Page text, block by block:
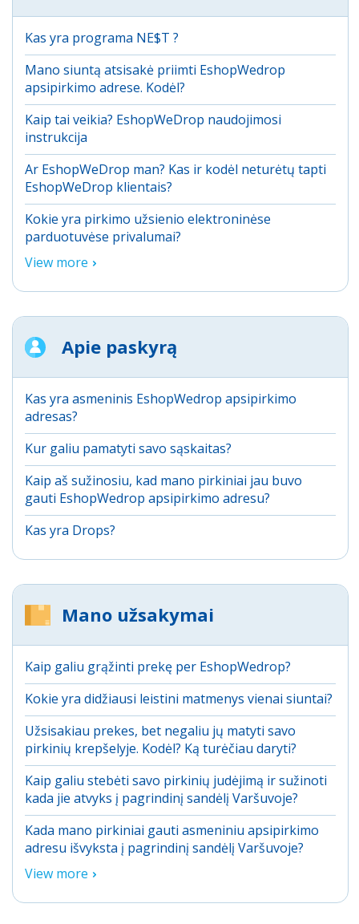
Kas yra programa NE$T ?
Mano siuntą atsisakė priimti EshopWedrop
apsipirkimo adrese. Kodėl?
Kaip tai veikia? EshopWeDrop naudojimosi
instrukcija
Ar EshopWeDrop man? Kas ir kodėl neturėtų tapti
EshopWeDrop klientais?
Kokie yra pirkimo užsienio elektroninėse
parduotuvėse privalumai?
View more
Apie paskyrą
Kas yra asmeninis EshopWedrop apsipirkimo
adresas?
Kur galiu pamatyti savo sąskaitas?
Kaip aš sužinosiu, kad mano pirkiniai jau buvo
gauti EshopWedrop apsipirkimo adresu?
Kas yra Drops?
Mano užsakymai
Kaip galiu grąžinti prekę per EshopWedrop?
Kokie yra didžiausi leistini matmenys vienai siuntai?
Užsisakiau prekes, bet negaliu jų matyti savo
pirkinių krepšelyje. Kodėl? Ką turėčiau daryti?
Kaip galiu stebėti savo pirkinių judėjimą ir sužinoti
kada jie atvyks į pagrindinį sandėlį Varšuvoje?
Kada mano pirkiniai gauti asmeniniu apsipirkimo
adresu išvyksta į pagrindinį sandėlį Varšuvoje?
View more